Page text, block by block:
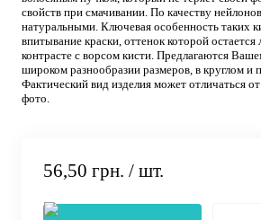
свойств при смачивании. По качеству
натуральными. Ключевая особенность таких
впитывание краски, оттенок которой остается
контрасте с ворсом кисти. Предлагаются
широком разнообразии размеров, в круглом и
Фактический вид изделия может отличаться
фото.
56,50 грн. / шт.